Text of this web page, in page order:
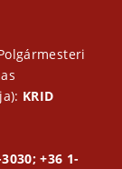
KRID
+36 1-